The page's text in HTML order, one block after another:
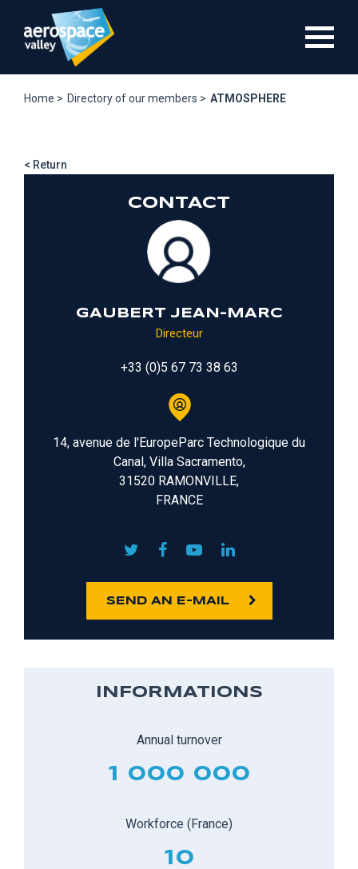
main
Home > Directory of our members > ATMOSPHERE
< Return
CONTACT
GAUBERT JEAN-MARC
Directeur
+33 (0)5 67 73 38 63
14, avenue de l'EuropeParc Technologique du
Canal, Villa Sacramento,
31520 RAMONVILLE,
FRANCE
SEND AN E-MAIL
INFORMATIONS
Annual turnover
1 000 000
Workforce (France)
10